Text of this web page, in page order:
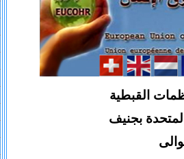
القبطية
بجنيف